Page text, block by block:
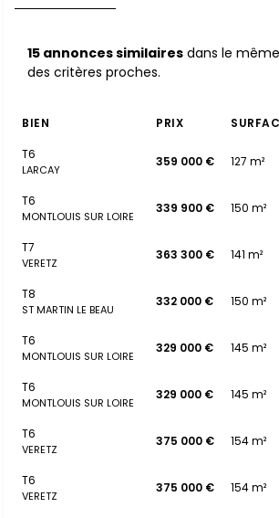
15 annonces similaires dans le
des critères proches.
BIEN PRIX
T6
LARCAY
359 000 € 127 m²
T6
MONTLOUIS SUR LOIRE
339 900 € 150 m²
T7
VERETZ
363 300 € 141 m²
T8
ST MARTIN LE BEAU
332 000 € 150 m²
T6
MONTLOUIS SUR LOIRE
329 000 € 145 m²
T6
MONTLOUIS SUR LOIRE
329 000 € 145 m²
T6
VERETZ
375 000 € 154 m²
T6
VERETZ
375 000 € 154 m²